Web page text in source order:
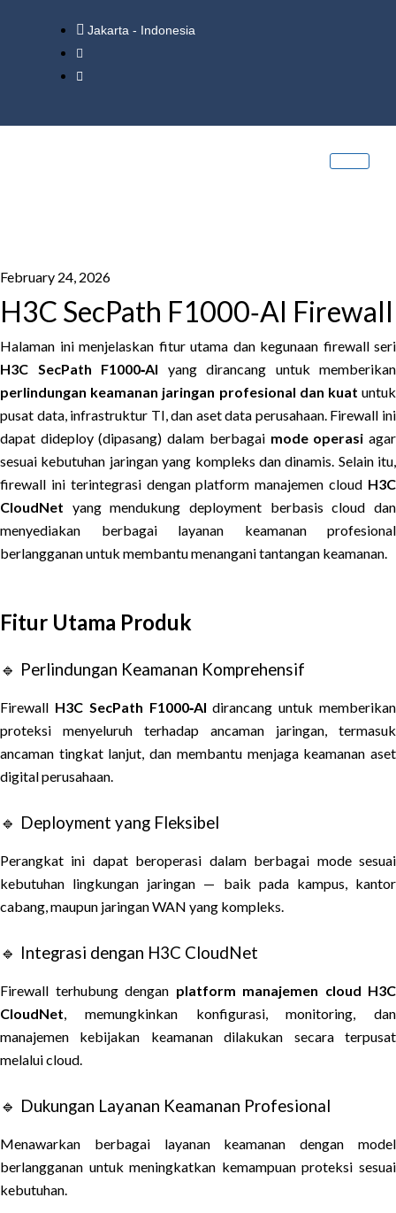
Jakarta - Indonesia
February 24, 2026
H3C SecPath F1000‑AI Firewall
Halaman ini menjelaskan fitur utama dan kegunaan firewall seri
H3C SecPath F1000‑AI yang dirancang untuk memberikan
perlindungan keamanan jaringan profesional dan kuat untuk
pusat data, infrastruktur TI, dan aset data perusahaan. Firewall ini
dapat dideploy (dipasang) dalam berbagai mode operasi agar
sesuai kebutuhan jaringan yang kompleks dan dinamis. Selain itu,
firewall ini terintegrasi dengan platform manajemen cloud H3C
CloudNet yang mendukung deployment berbasis cloud dan
menyediakan berbagai layanan keamanan profesional
berlangganan untuk membantu menangani tantangan keamanan.
Fitur Utama Produk
🔹 Perlindungan Keamanan Komprehensif
Firewall H3C SecPath F1000‑AI dirancang untuk memberikan
proteksi menyeluruh terhadap ancaman jaringan, termasuk
ancaman tingkat lanjut, dan membantu menjaga keamanan aset
digital perusahaan.
🔹 Deployment yang Fleksibel
Perangkat ini dapat beroperasi dalam berbagai mode sesuai
kebutuhan lingkungan jaringan — baik pada kampus, kantor
cabang, maupun jaringan WAN yang kompleks.
🔹 Integrasi dengan H3C CloudNet
Firewall terhubung dengan platform manajemen cloud H3C
CloudNet , memungkinkan konfigurasi, monitoring, dan
manajemen kebijakan keamanan dilakukan secara terpusat
melalui cloud.
🔹 Dukungan Layanan Keamanan Profesional
Menawarkan berbagai layanan keamanan dengan model
berlangganan untuk meningkatkan kemampuan proteksi sesuai
kebutuhan.